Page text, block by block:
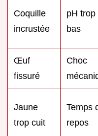
Coquille
incrustée
pH trop
bas
Œuf
fissuré
Choc
Jaune
trop cuit
Temps
repos